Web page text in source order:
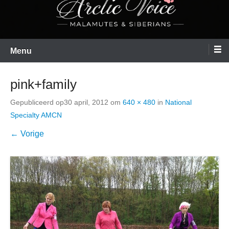
Menu
pink+family
Gepubliceerd op30 april, 2012 om 640 × 480 in National
Specialty AMCN
← Vorige